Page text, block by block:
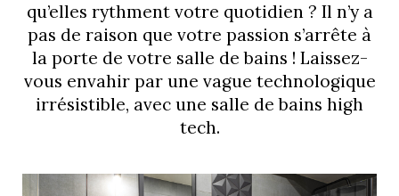
qu’elles rythment votre quotidien ? Il n’y a
pas de raison que votre passion s’arrête à
la porte de votre salle de bains ! Laissez-
vous envahir par une vague technologique
irrésistible, avec une salle de bains high
tech.